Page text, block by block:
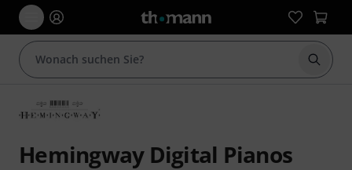
Suche
Hemingway Digital Pianos